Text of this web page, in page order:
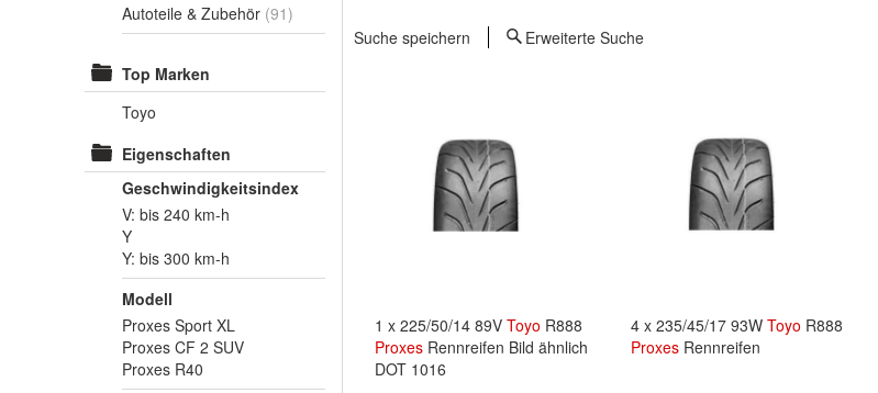
Autoteile & Zubehör (91)
Top Marken
Toyo
Eigenschaften
Geschwindigkeitsindex
V: bis 240 km-h
Y
Y: bis 300 km-h
Modell
Proxes Sport XL
Proxes CF 2 SUV
Proxes R40
Suche speichern Erweiterte Suche
1 x 225/50/14 89V Toyo R888
Proxes Rennreifen Bild ähnlich
DOT 1016
4 x 235/45/17 93W Toyo R888
Proxes Rennreifen